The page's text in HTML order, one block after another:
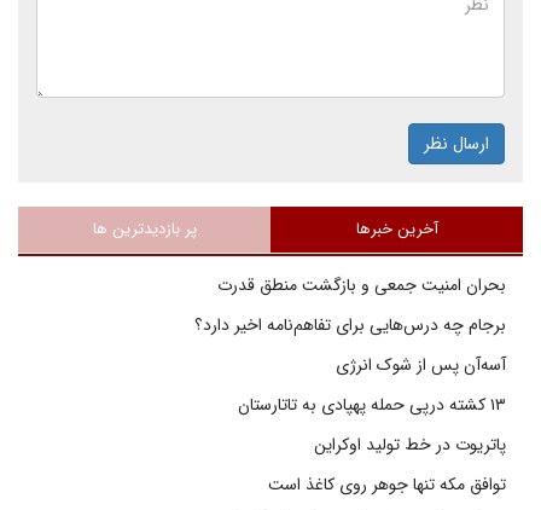
ارسال نظر
آخرین خبرها پر بازدیدترین ها
بحران امنیت جمعی و بازگشت منطق قدرت
برجام چه درس‌هایی برای تفاهم‌نامه اخیر دارد؟
آسه‌آن پس از شوک انرژی
پاتریوت در خط تولید اوکراین
توافق مکه تنها جوهر روی کاغذ است